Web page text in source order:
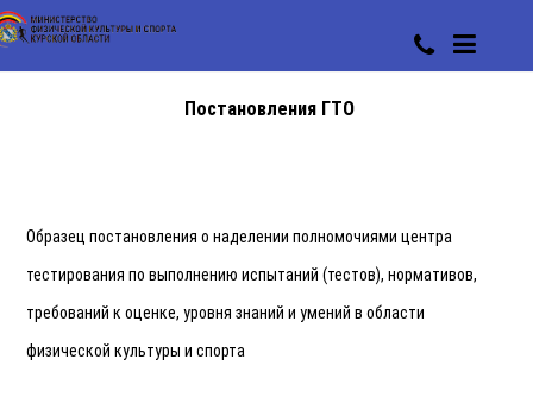
Постановления ГТО
Образец постановления о наделении полномочиями центра
тестирования по выполнению испытаний (тестов), нормативов,
требований к оценке, уровня знаний и умений в области
физической культуры и спорта